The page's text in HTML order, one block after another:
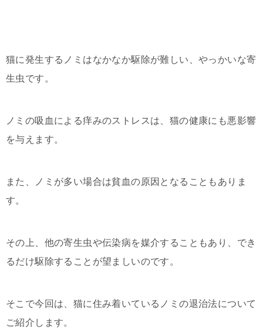
猫に発生するノミはなかなか駆除が難しい、やっかいな寄
生虫です。
ノミの吸血による痒みのストレスは、猫の健康にも悪影響
を与えます。
また、ノミが多い場合は貧血の原因となることもありま
す。
その上、他の寄生虫や伝染病を媒介することもあり、でき
るだけ駆除することが望ましいのです。
そこで今回は、猫に住み着いているノミの退治法について
ご紹介します。